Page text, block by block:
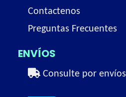
Contactenos
Preguntas Frecuentes
ENVÍOS
Consulte por envíos